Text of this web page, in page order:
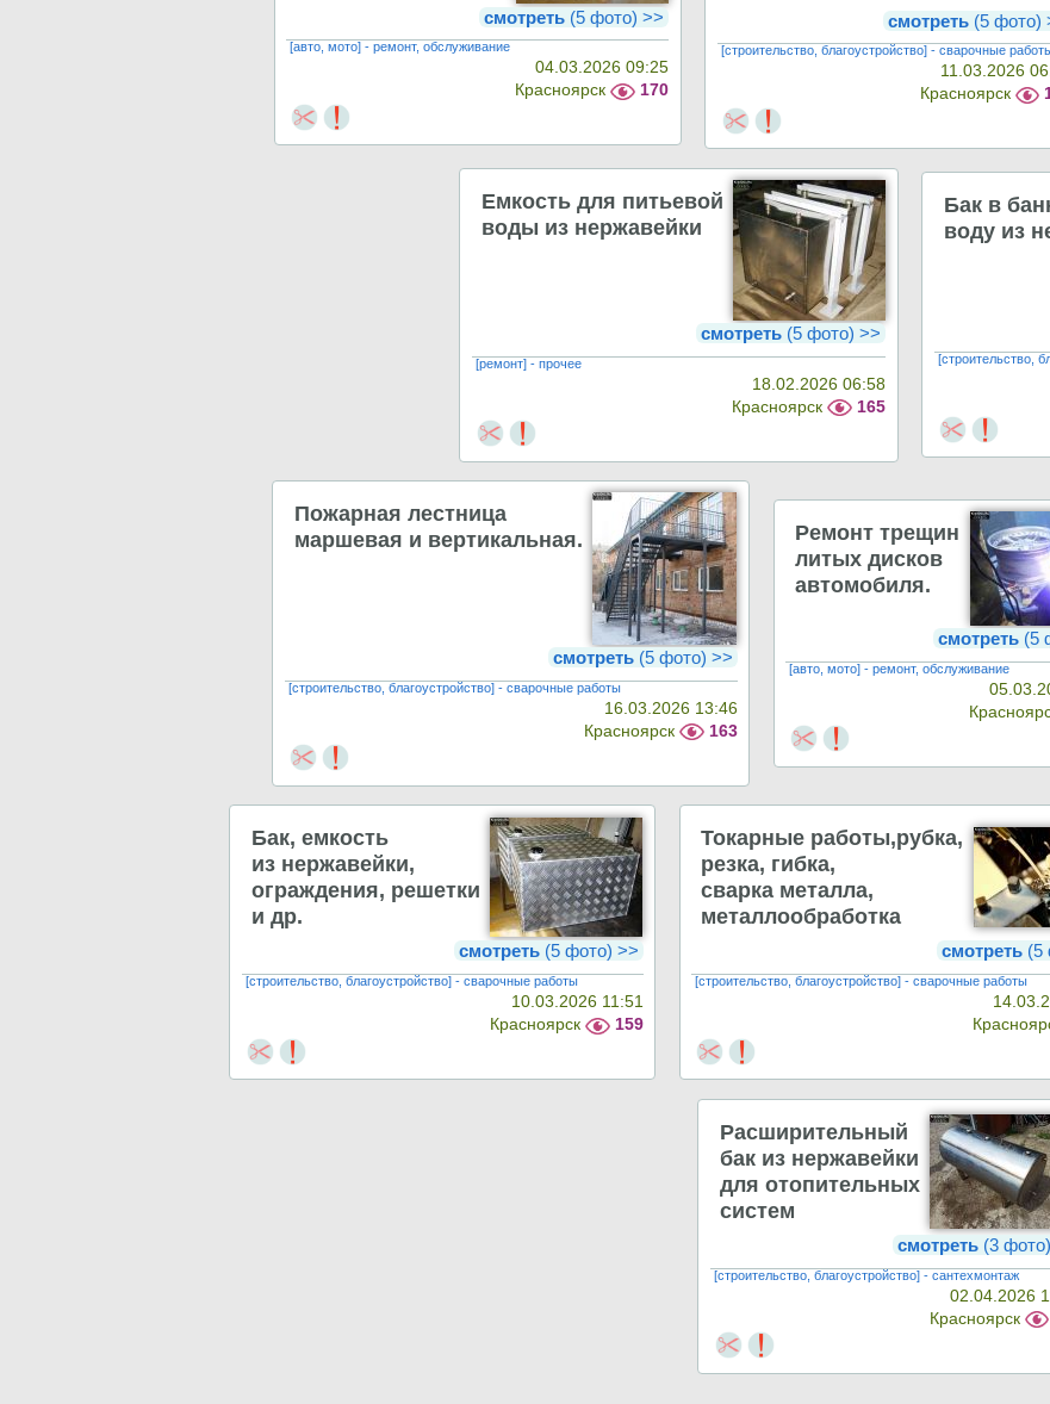
смотреть (5 фото) >>
[авто, мото] - ремонт, обслуживание
04.03.2026 09:25
Красноярск
170
смотреть (5 фото)
[строительство, благоустройство] - сварочные
11.03.2026
Красноярск
Емкость для питьевой
воды из нержавейки
смотреть (5 фото) >>
[ремонт] - прочее
18.02.2026 06:58
Красноярск
165
Бак в
воду из
[строительство,
Пожарная лестница
маршевая и вертикальная.
смотреть(5 фото) >>
[строительство, благоустройство] - сварочные работы
16.03.2026 13:46
Красноярск
163
Ремонт трещин
литых дисков
автомобиля.
смотреть(5
[авто, мото] - ремонт, обслуживание
Бак, емкость
из нержавейки,
ограждения, решетки
и др.
смотреть(5 фото) >>
[строительство, благоустройство] - сварочные работы
10.03.2026 11:51
Красноярск
159
Токарные работы,рубка,
резка, гибка,
сварка металла,
металлообработка
смотреть(5
[строительство, благоустройство] - сварочные работы
Расширительный
бак из нержавейки
для отопительных
систем
смотреть (3
[строительство, благоустройство] - сантехмонтаж
02.04.2026
Красноярск